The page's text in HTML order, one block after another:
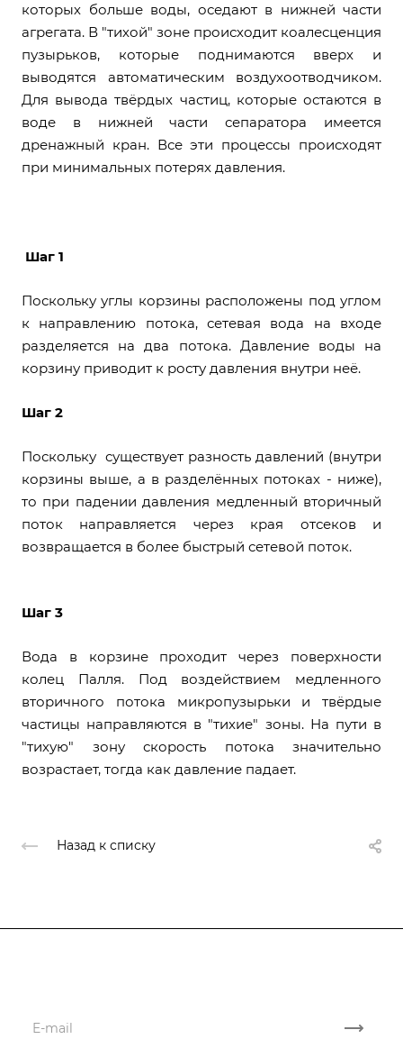
которых больше воды, оседают в нижней части
агрегата. В "тихой" зоне происходит коалесценция
пузырьков, которые поднимаются вверх и
выводятся автоматическим воздухоотводчиком.
Для вывода твёрдых частиц, которые остаются в
воде в нижней части сепаратора имеется
дренажный кран. Все эти процессы происходят
при минимальных потерях давления.
Шаг 1
Поскольку углы корзины расположены под углом
к направлению потока, сетевая вода на входе
разделяется на два потока. Давление воды на
корзину приводит к росту давления внутри неё.
Шаг 2
Поскольку существует разность давлений (внутри
корзины выше, а в разделённых потоках - ниже),
то при падении давления медленный вторичный
поток направляется через края отсеков и
возвращается в более быстрый сетевой поток.
Шаг 3
Вода в корзине проходит через поверхности
колец Палля. Под воздействием медленного
вторичного потока микропузырьки и твёрдые
частицы направляются в "тихие" зоны. На пути в
"тихую" зону скорость потока значительно
возрастает, тогда как давление падает.
Назад к списку